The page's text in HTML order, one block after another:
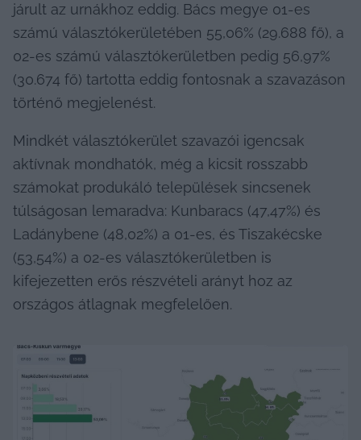
járult az urnákhoz eddig. Bács megye 01-es
számú választókerületében 55,06% (29.688 fő), a
02-es számú választókerületben pedig 56,97%
(30.674 fő) tartotta eddig fontosnak a szavazáson
történő megjelenést.
Mindkét választókerület szavazói igencsak
aktívnak mondhatók, még a kicsit rosszabb
számokat produkáló települések sincsenek
túlságosan lemaradva: Kunbaracs (47,47%) és
Ladánybene (48,02%) a 01-es, és Tiszakécske
(53,54%) a 02-es választókerületben is
kifejezetten erős részvételi arányt hoz az
országos átlagnak megfelelően.